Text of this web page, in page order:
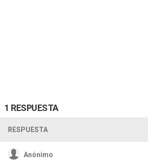
1 RESPUESTA
RESPUESTA
Anónimo